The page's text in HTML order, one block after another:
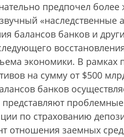
предпочел более
«наследственные
балансов банков и
экономики. В
на сумму от $500
банков
по страхованию
отношения заемных